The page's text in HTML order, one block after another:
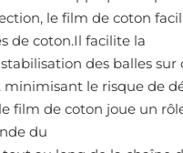
le film de coton
de coton.Il facilite la
des balles
le risque de
film de coton joue un
du